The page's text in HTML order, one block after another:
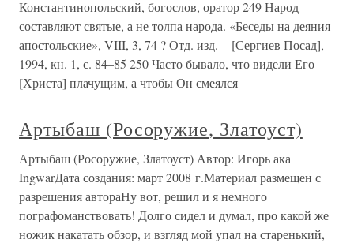
Константинопольский, богослов, оратор 249 Народ
составляют святые, а не толпа народа. «Беседы на деяния
апостольские», VIII, 3, 74 ? Отд. изд. – [Сергиев Посад],
1994, кн. 1, с. 84–85 250 Часто бывало, что видели Его
[Христа] плачущим, а чтобы Он смеялся
Артыбаш (Росоружие, Златоуст)
Артыбаш (Росоружие, Златоуст) Автор: Игорь ака
IngwarДата создания: март 2008 г.Материал размещен с
разрешения автораНу вот, решил и я немного
пографоманствовать! Долго сидел и думал, про какой же
ножик накатать обзор, и взгляд мой упал на старенький,